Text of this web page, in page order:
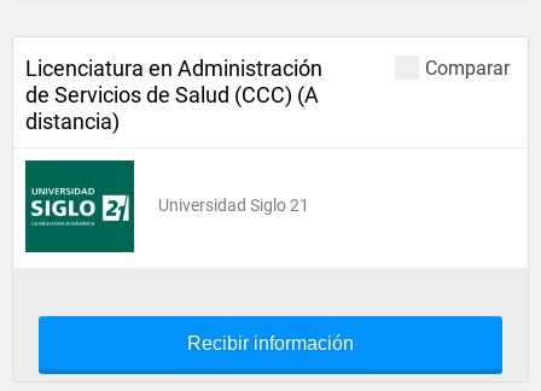
Comparar
Licenciatura en Administración
de Servicios de Salud (CCC) (A
distancia)
Universidad Siglo 21
Recibir información